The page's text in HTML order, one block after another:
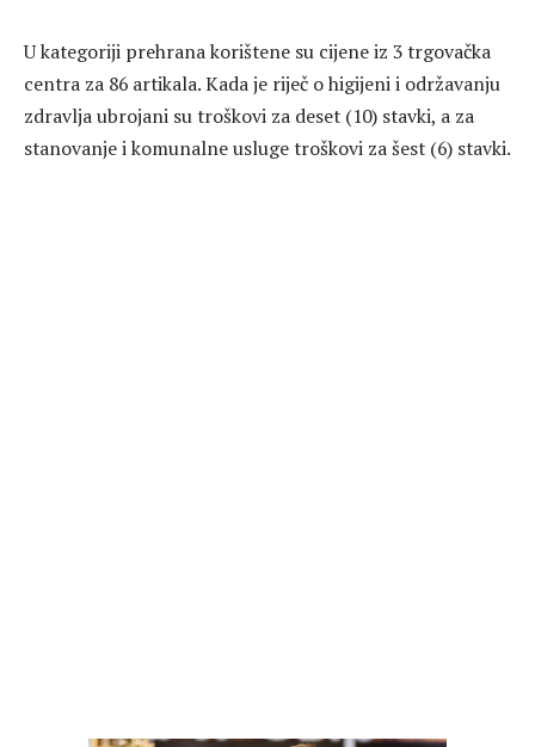
U kategoriji prehrana korištene su cijene iz 3 trgovačka
centra za 86 artikala. Kada je riječ o higijeni i održavanju
zdravlja ubrojani su troškovi za deset (10) stavki, a za
stanovanje i komunalne usluge troškovi za šest (6) stavki.